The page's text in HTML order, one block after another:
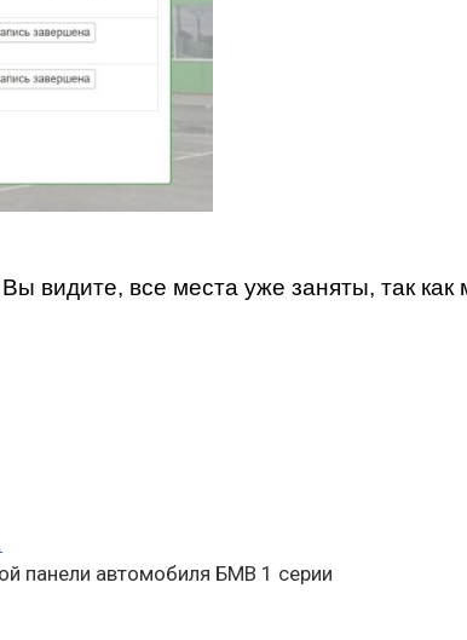
видите, все места уже заняты, так
панели автомобиля БМВ 1 серии